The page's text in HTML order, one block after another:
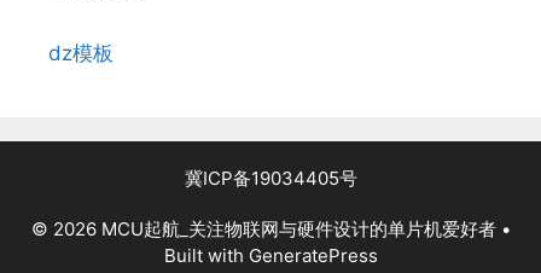
dz模板
冀ICP备19034405号
© 2026 MCU起航_关注物联网与硬件设计的单片机爱好者•
Built with GeneratePress